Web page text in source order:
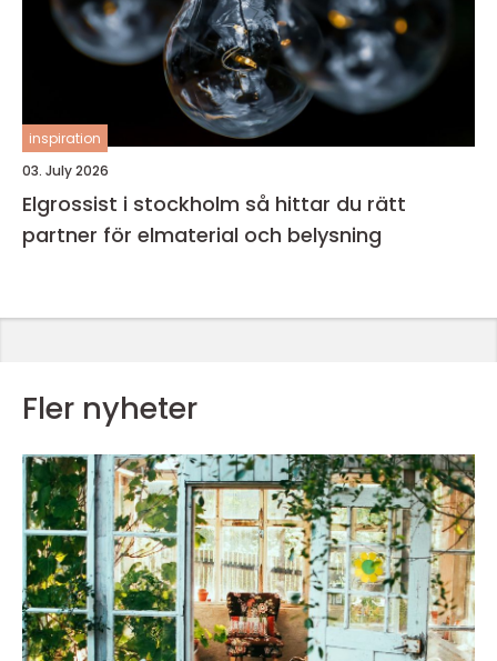
inspiration
03. July 2026
Elgrossist i stockholm så hittar du rätt
partner för elmaterial och belysning
Fler nyheter